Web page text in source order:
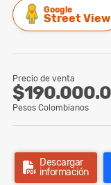
Google
Street View
Precio de venta
Pesos Colombianos
Descargar
información